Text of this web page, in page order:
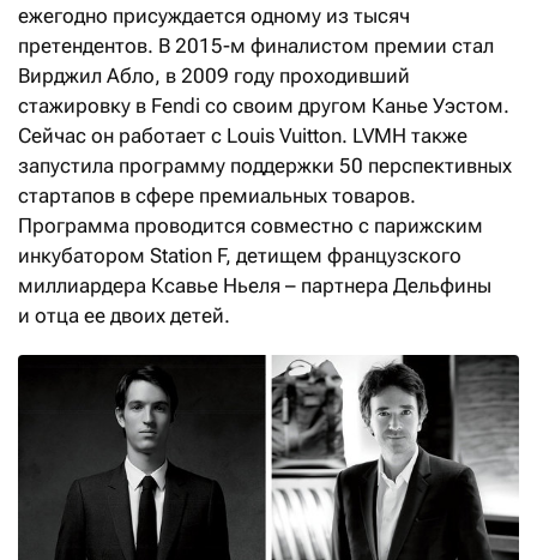
ежегодно присуждается одному из тысяч
претендентов. В 2015-м финалистом премии стал
Вирджил Абло, в 2009 году проходивший
стажировку в Fendi со своим другом Канье Уэстом.
Сейчас он работает с Louis Vuitton. LVMH также
запустила программу поддержки 50 перспективных
стартапов в сфере премиальных товаров.
Программа проводится совместно c парижским
инкубатором Station F, детищем французского
миллиардера Ксавье Ньеля – партнера Дельфины
и отца ее двоих детей.